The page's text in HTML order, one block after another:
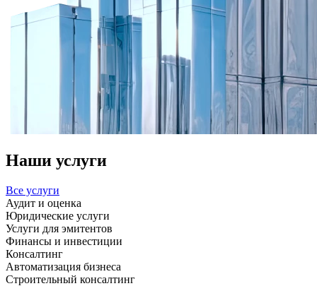
Наши услуги
Все услуги
Аудит и оценка
Юридические услуги
Услуги для эмитентов
Финансы и инвестиции
Консалтинг
Автоматизация бизнеса
Строительный консалтинг